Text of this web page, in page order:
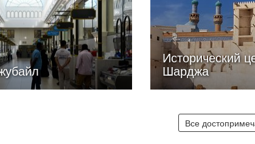
Исторический
Шарджа
Все